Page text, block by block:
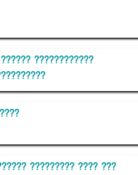
????????????
????????? ???? ???